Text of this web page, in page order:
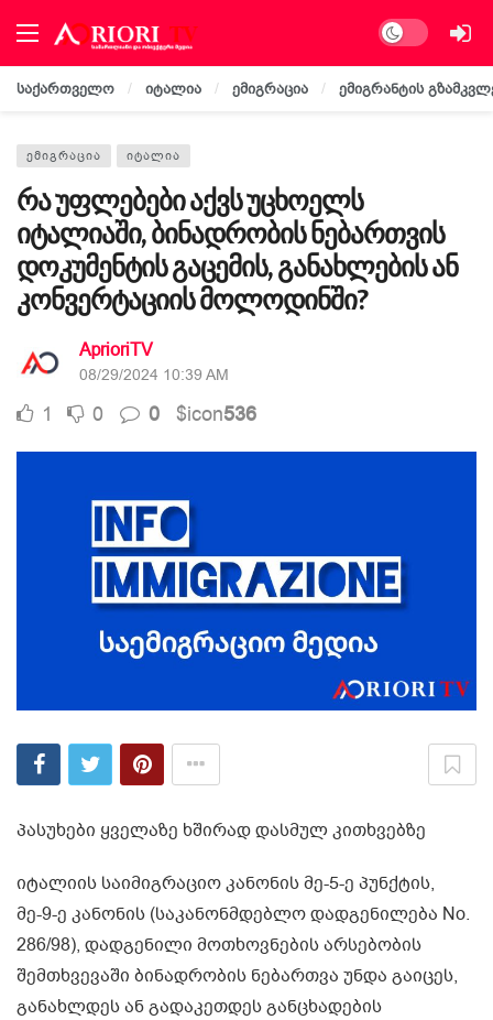
Dark mode
საქართველო იტალია ემიგრაცია ემიგრანტის
ᲔᲛᲘᲒᲠᲐᲪᲘᲐ ᲘᲢᲐᲚᲘᲐ
რა უფლებები აქვს უცხოელს
იტალიაში, ბინადრობის ნებართვის
დოკუმენტის გაცემის, განახლების ან
კონვერტაციის მოლოდინში?
AprioriTV
08/29/2024 10:39 AM
1 0 0 $icon536
პასუხები ყველაზე ხშირად დასმულ კითხვებზე
იტალიის საიმიგრაციო კანონის მე-5-ე პუნქტის,
მე-9-ე კანონის (საკანონმდებლო დადგენილება No.
286/98), დადგენილი მოთხოვნების არსებობის
შემთხვევაში ბინადრობის ნებართვა უნდა გაიცეს,
განახლდეს ან გადაკეთდეს განცხადების